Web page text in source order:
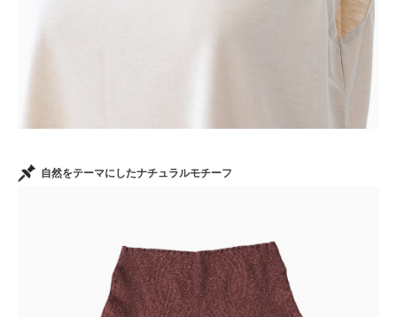
自然をテーマにしたナチュラルモチーフ